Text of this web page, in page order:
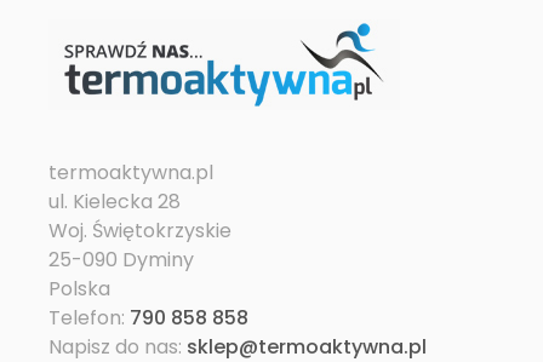
termoaktywna.pl
ul. Kielecka 28
Woj. Świętokrzyskie
25-090 Dyminy
Polska
Telefon: 790 858 858
Napisz do nas: sklep@termoaktywna.pl